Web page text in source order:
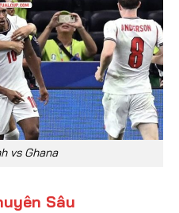
vs Ghana
Sâu